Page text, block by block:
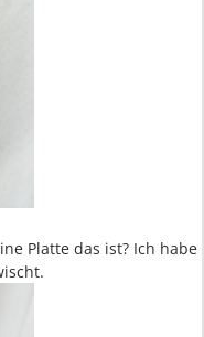
Platte das ist? Ich habe